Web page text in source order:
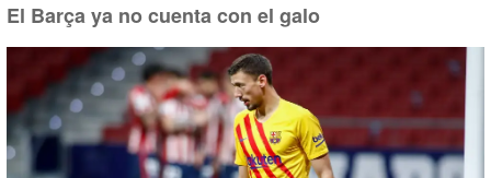
El Barça ya no cuenta con el galo